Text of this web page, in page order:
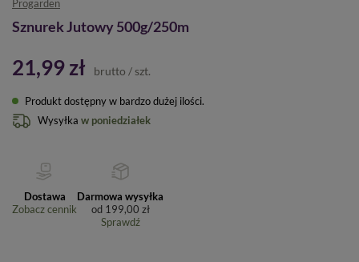
Progarden
Sznurek Jutowy 500g/250m
21,99 zł brutto / szt.
Produkt dostępny w bardzo dużej ilości
Wysyłka w poniedziałek
Dostawa
Zobacz cennik
Darmowa wysyłka
od 199,00 zł
Sprawdź